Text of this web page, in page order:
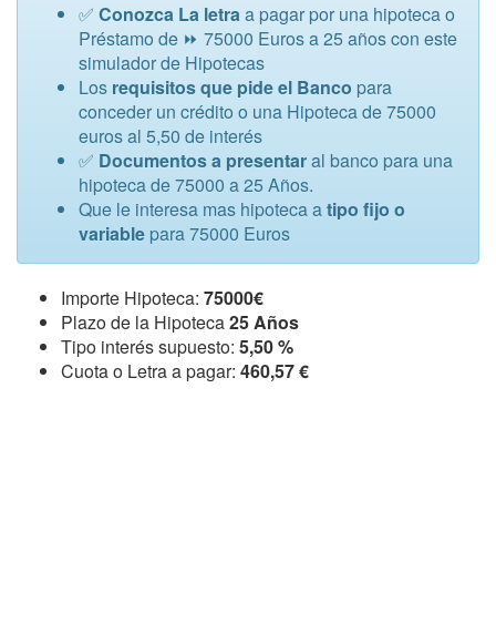
✅ Conozca La letraa pagar por una hipoteca o
Préstamo de ⏩ 75000 Euros a 25 años con este
simulador de Hipotecas
Los requisitos que pide el Banco para
conceder un crédito o una Hipoteca de 75000
euros al 5,50 de interés
✅ Documentos a presentaral banco para una
hipoteca de 75000 a 25 Años.
Que le interesa mas hipoteca atipo fijo o
variable para 75000 Euros
Importe Hipoteca: 75000€
Plazo de la Hipoteca25 Años
Tipo interés supuesto: 5,50 %
Cuota o Letra a pagar: 460,57 €